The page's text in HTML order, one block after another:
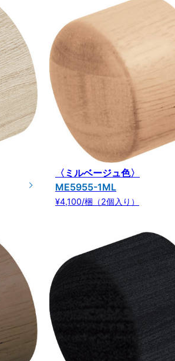
〈ミルベージュ色〉
ME5955-1ML
¥4,100/梱（2個入り）